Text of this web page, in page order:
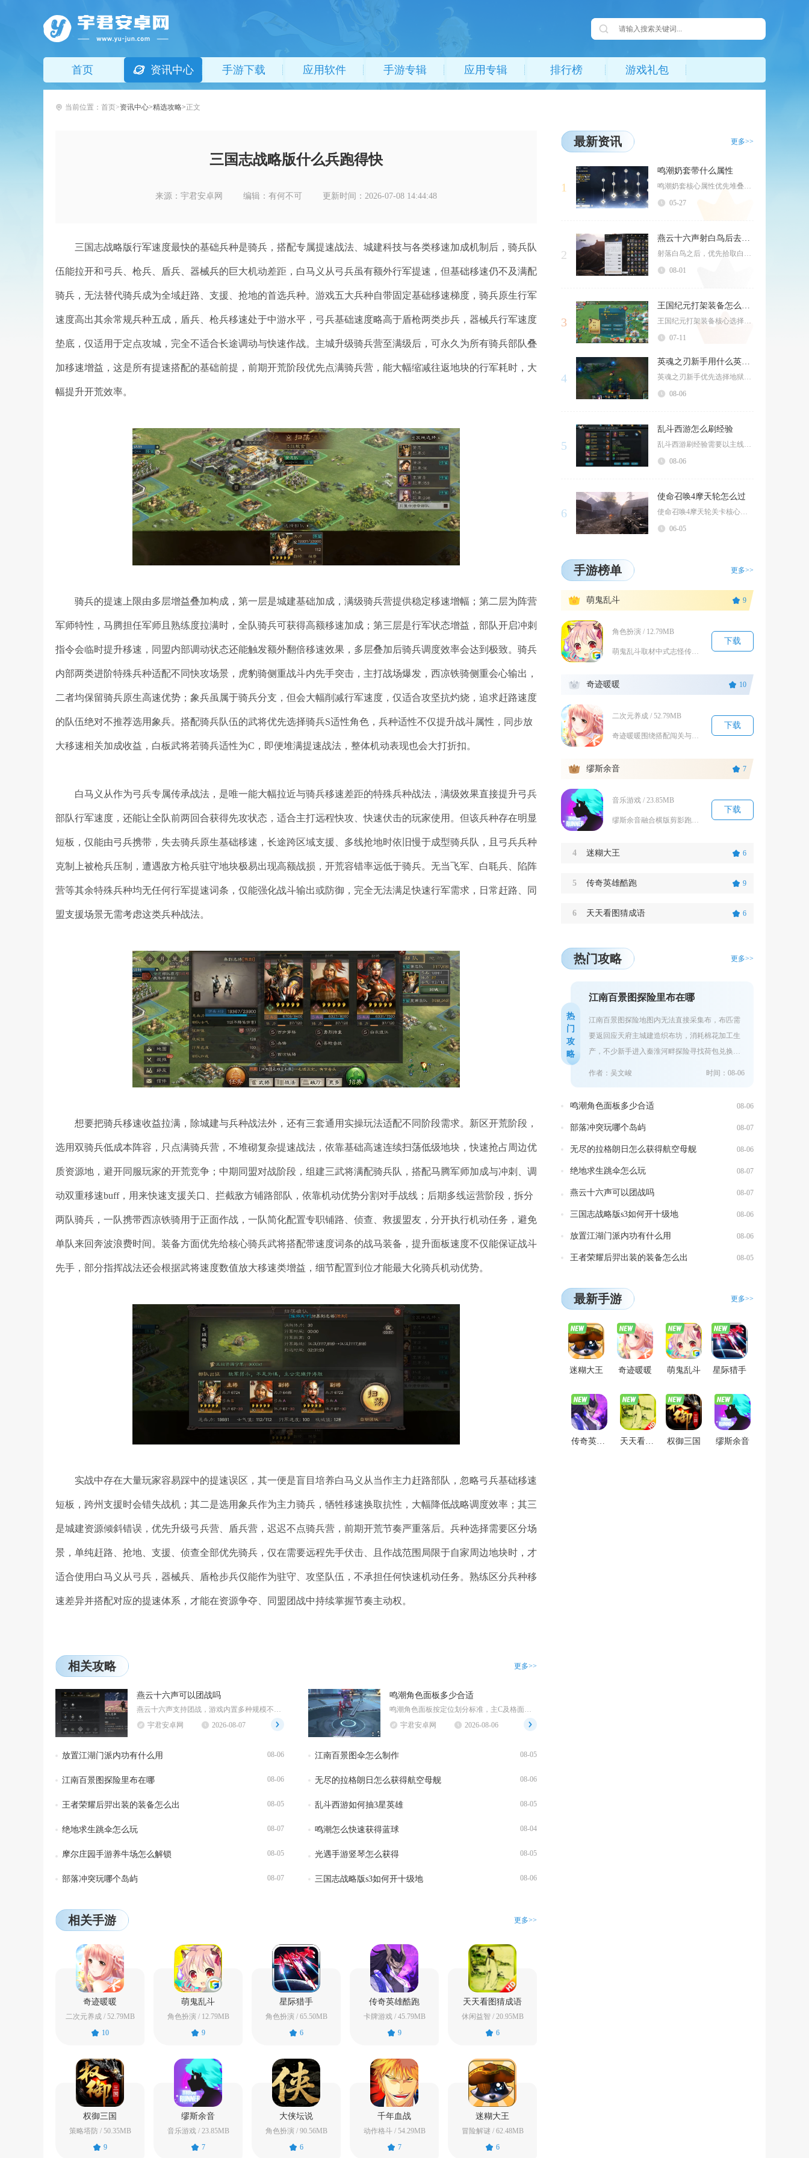
首页 资讯中心 手游下载 应用软件 手游专辑 应用专辑 排行榜 游戏礼包
当前位置： 首页 资讯中心 精选攻略 正文
三国志战略版什么兵跑得快
来源：宇君安卓网 编辑：有何不可 更新时间：2026-07-08 14:44:48
三国志战略版行军速度最快的基础兵种是骑兵，搭配专属提速战法、城建科技与各类移速加成机制后，骑兵队
伍能拉开和弓兵、枪兵、盾兵、器械兵的巨大机动差距，白马义从弓兵虽有额外行军提速，但基础移速仍不及满配
骑兵，无法替代骑兵成为全域赶路、支援、抢地的首选兵种。游戏五大兵种自带固定基础移速梯度，骑兵原生行军
速度高出其余常规兵种五成，盾兵、枪兵移速处于中游水平，弓兵基础速度略高于盾枪两类步兵，器械兵行军速度
垫底，仅适用于定点攻城，完全不适合长途调动与快速作战。主城升级骑兵营至满级后，可永久为所有骑兵部队叠
加移速增益，这是所有提速搭配的基础前提，前期开荒阶段优先点满骑兵营，能大幅缩减往返地块的行军耗时，大
幅提升开荒效率。
骑兵的提速上限由多层增益叠加构成，第一层是城建基础加成，满级骑兵营提供稳定移速增幅；第二层为阵营
军师特性，马腾担任军师且熟练度拉满时，全队骑兵可获得高额移速加成；第三层是行军状态增益，部队开启冲刺
指令会临时提升移速，同盟内部调动状态还能触发额外翻倍移速效果，多层叠加后骑兵调度效率会达到极致。骑兵
内部两类进阶特殊兵种适配不同快攻场景，虎豹骑侧重战斗内先手突击，主打战场爆发，西凉铁骑侧重会心输出，
二者均保留骑兵原生高速优势；象兵虽属于骑兵分支，但会大幅削减行军速度，仅适合攻坚抗灼烧，追求赶路速度
的队伍绝对不推荐选用象兵。搭配骑兵队伍的武将优先选择骑兵S适性角色，兵种适性不仅提升战斗属性，同步放
大移速相关加成收益，白板武将若骑兵适性为C，即便堆满提速战法，整体机动表现也会大打折扣。
白马义从作为弓兵专属传承战法，是唯一能大幅拉近与骑兵移速差距的特殊兵种战法，满级效果直接提升弓兵
部队行军速度，还能让全队前两回合获得先攻状态，适合主打远程快攻、快速伏击的玩家使用。但该兵种存在明显
短板，仅能由弓兵携带，失去骑兵原生基础移速，长途跨区域支援、多线抢地时依旧慢于成型骑兵队，且弓兵兵种
克制上被枪兵压制，遭遇敌方枪兵驻守地块极易出现高额战损，开荒容错率远低于骑兵。无当飞军、白毦兵、陷阵
营等其余特殊兵种均无任何行军提速词条，仅能强化战斗输出或防御，完全无法满足快速行军需求，日常赶路、同
盟支援场景无需考虑这类兵种战法。
想要把骑兵移速收益拉满，除城建与兵种战法外，还有三套通用实操玩法适配不同阶段需求。新区开荒阶段，
选用双骑兵低成本阵容，只点满骑兵营，不堆砌复杂提速战法，依靠基础高速连续扫荡低级地块，快速抢占周边优
质资源地，避开同服玩家的开荒竞争；中期同盟对战阶段，组建三武将满配骑兵队，搭配马腾军师加成与冲刺、调
动双重移速buff，用来快速支援关口、拦截敌方铺路部队，依靠机动优势分割对手战线；后期多线运营阶段，拆分
两队骑兵，一队携带西凉铁骑用于正面作战，一队简化配置专职铺路、侦查、救援盟友，分开执行机动任务，避免
单队来回奔波浪费时间。装备方面优先给核心骑兵武将搭配带速度词条的战马装备，提升面板速度不仅能保证战斗
先手，部分指挥战法还会根据武将速度数值放大移速类增益，细节配置到位才能最大化骑兵机动优势。
实战中存在大量玩家容易踩中的提速误区，其一便是盲目培养白马义从当作主力赶路部队，忽略弓兵基础移速
短板，跨州支援时会错失战机；其二是选用象兵作为主力骑兵，牺牲移速换取抗性，大幅降低战略调度效率；其三
是城建资源倾斜错误，优先升级弓兵营、盾兵营，迟迟不点骑兵营，前期开荒节奏严重落后。兵种选择需要区分场
景，单纯赶路、抢地、支援、侦查全部优先骑兵，仅在需要远程先手伏击、且作战范围局限于自家周边地块时，才
适合使用白马义从弓兵，器械兵、盾枪步兵仅能作为驻守、攻坚队伍，不承担任何快速机动任务。熟练区分兵种移
速差异并搭配对应的提速体系，才能在资源争夺、同盟团战中持续掌握节奏主动权。
相关攻略 更多>>
燕云十六声可以团战吗
燕云十六声支持团战，游戏内置多种规模不同的团队对抗玩法，从小规模竞技对局延伸至大规模帮会团...
宇君安卓网
2026-08-07
放置江湖门派内功有什么用 08-06
江南百景图探险里布在哪 08-06
王者荣耀后羿出装的装备怎么出 08-05
绝地求生跳伞怎么玩 08-07
摩尔庄园手游养牛场怎么解锁 08-05
部落冲突玩哪个岛屿 08-07
鸣潮角色面板多少合适
鸣潮角色面板按定位划分标准，主C及格面板攻击1900至2100、暴击65%至70%、爆伤2...
宇君安卓网
2026-08-06
江南百景图伞怎么制作 08-05
无尽的拉格朗日怎么获得航空母舰 08-06
乱斗西游如何抽3星英雄 08-05
鸣潮怎么快速获得蓝球 08-04
光遇手游竖琴怎么获得 08-05
三国志战略版s3如何开十级地 08-06
相关手游 更多>>
奇迹暖暖
二次元养成 / 52.79MB
10
萌鬼乱斗
角色扮演 / 12.79MB
9
星际猎手
角色扮演 / 65.50MB
6
传奇英雄酷跑
卡牌游戏 / 45.79MB
9
天天看图猜成语
休闲益智 / 20.95MB
6
权御三国
策略塔防 / 50.35MB
9
缪斯余音
音乐游戏 / 23.85MB
7
大侠坛说
角色扮演 / 90.56MB
6
千年血战
动作格斗 / 54.29MB
7
迷糊大王
冒险解谜 / 62.48MB
6
最新资讯 更多>>
1
鸣潮奶套带什么属性
鸣潮奶套核心属性优先堆叠共鸣效率，主词条选治疗加成/防御%、共鸣效率，副词优先级共鸣效率>...
05-27
2
燕云十六声射白鸟后去做什么
射落白鸟之后，优先拾取白鸟掉落的刻字木牌，随后分两条支线推进，一条完成大侠的试炼交付木牌领...
08-01
3
王国纪元打架装备怎么选2025
王国纪元打架装备核心选择逻辑分三类，单兵种集结进攻选对应单兵决战套装，守城防御走军团均衡散...
07-11
4
英魂之刃新手用什么英雄好
英魂之刃新手优先选择地狱火、冰雪女王、金乌这三名英雄，分别对应坦克、法师、射手三大主流位置...
08-06
5
乱斗西游怎么刷经验
乱斗西游刷经验需要以主线推图为核心，搭配日常固定玩法、专属经验副本、限时特色活动以及体力精...
08-06
6
使命召唤4摩天轮怎么过
使命召唤4摩天轮关卡核心是依托地形与道具布置，坚守至救援直升机抵达，全程优先保障麦克米兰安...
06-05
手游榜单 更多>>
1 萌鬼乱斗 9
角色扮演 / 12.79MB
下载
2 奇迹暖暖 10
二次元养成 / 52.79MB
下载
3 缪斯余音 7
音乐游戏 / 23.85MB
下载
4 迷糊大王 6
5 传奇英雄酷跑 9
6 天天看图猜成语 6
热门攻略 更多>>
热
门
攻
略
江南百景图探险里布在哪
江南百景图探险地图内无法直接采集布，布匹需
要返回应天府主城建造织布坊，消耗棉花加工生
产，不少新手进入秦淮河畔探险寻找荷包兑换道
作者：吴文峻 时间：08-06
鸣潮角色面板多少合适 08-06
部落冲突玩哪个岛屿 08-07
无尽的拉格朗日怎么获得航空母舰 08-06
绝地求生跳伞怎么玩 08-07
燕云十六声可以团战吗 08-07
三国志战略版s3如何开十级地 08-06
放置江湖门派内功有什么用 08-06
王者荣耀后羿出装的装备怎么出 08-05
最新手游 更多>>
迷糊大王 奇迹暖暖 萌鬼乱斗 星际猎手
传奇英雄酷跑 天天看图猜成语 权御三国 缪斯余音